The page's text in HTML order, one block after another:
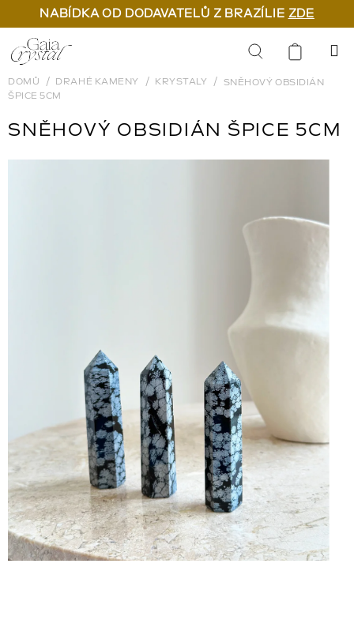
NABÍDKA OD DODAVATELŮ Z BRAZÍLIE ZDE
Přejít
na
obsah
Hledat
DOMŮ DRAHÉ KAMENY KRYSTALY
SNĚHOVÝ OBSIDIÁN
ŠPICE 5CM
SNĚHOVÝ OBSIDIÁN ŠPICE 5CM